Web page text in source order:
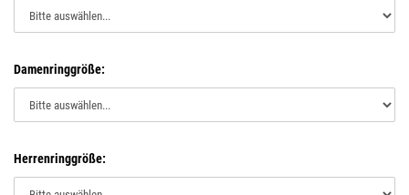
Damenringgröße:
Herrenringgröße: